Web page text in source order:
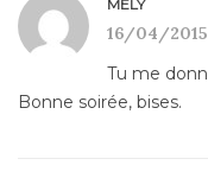
MELY
16/04/2015
Tu me
Bonne soirée, bises.